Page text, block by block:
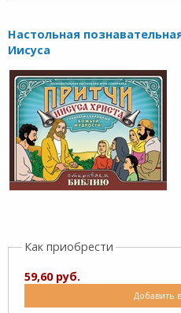
Настольная
Иисуса
Как приобрести
59,60 руб.
Добавить